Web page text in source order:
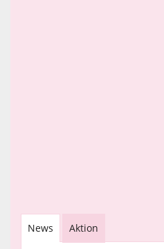
News Aktion